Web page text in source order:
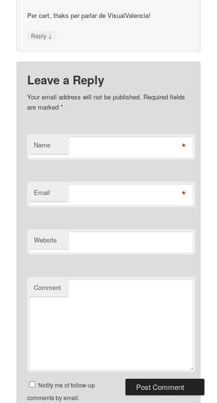
Per cert, thaks per parlar de VisualValencia!
Reply ↓
Leave a Reply
Your email address will not be published. Required fields
are marked*
Name *
Email *
Website
Comment
Notify me of follow-up
comments by email.